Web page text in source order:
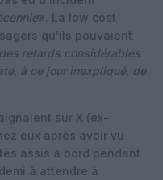
». La low cost
qu’ils pouvaient
retards considérables
à ce jour inexpliqué, de
sur X (ex-
eux après avoir vu
assis à bord pendant
à attendre à